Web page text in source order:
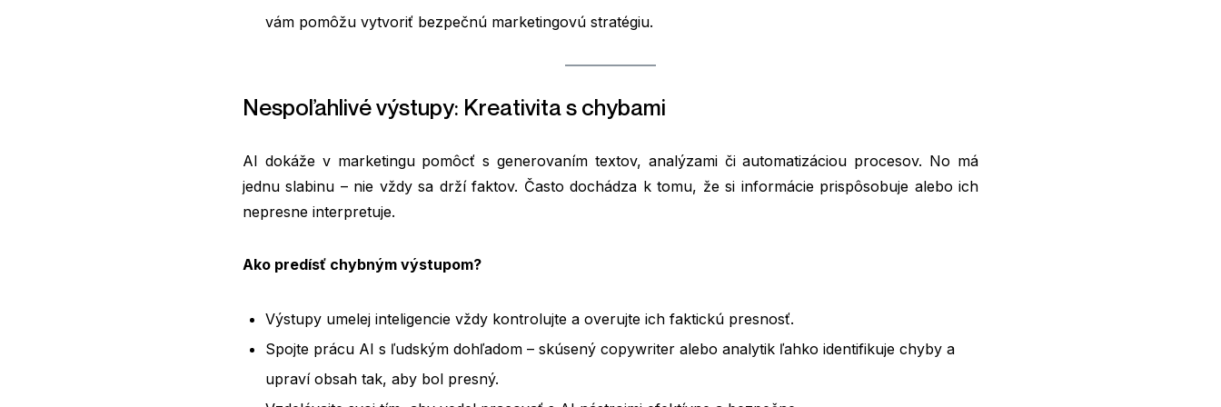
vám pomôžu vytvoriť bezpečnú marketingovú stratégiu.
Nespoľahlivé výstupy: Kreativita s chybami
AI dokáže v marketingu pomôcť s generovaním textov, analýzami či automatizáciou procesov. No má
jednu slabinu – nie vždy sa drží faktov. Často dochádza k tomu, že si informácie prispôsobuje alebo ich
nepresne interpretuje.
Ako predísť chybným výstupom?
Výstupy umelej inteligencie vždy kontrolujte a overujte ich faktickú presnosť.
Spojte prácu AI s ľudským dohľadom – skúsený copywriter alebo analytik ľahko identifikuje chyby a
upraví obsah tak, aby bol presný.